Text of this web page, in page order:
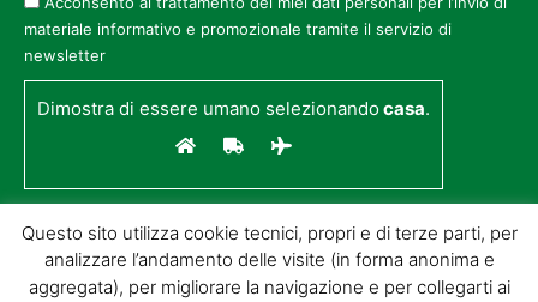
materiale informativo e promozionale tramite il servizio di
newsletter
Dimostra di essere umano selezionandocasa.
Questo sito utilizza cookie tecnici, propri e di terze parti, per
analizzare l’andamento delle visite (in forma anonima e
aggregata), per migliorare la navigazione e per collegarti ai